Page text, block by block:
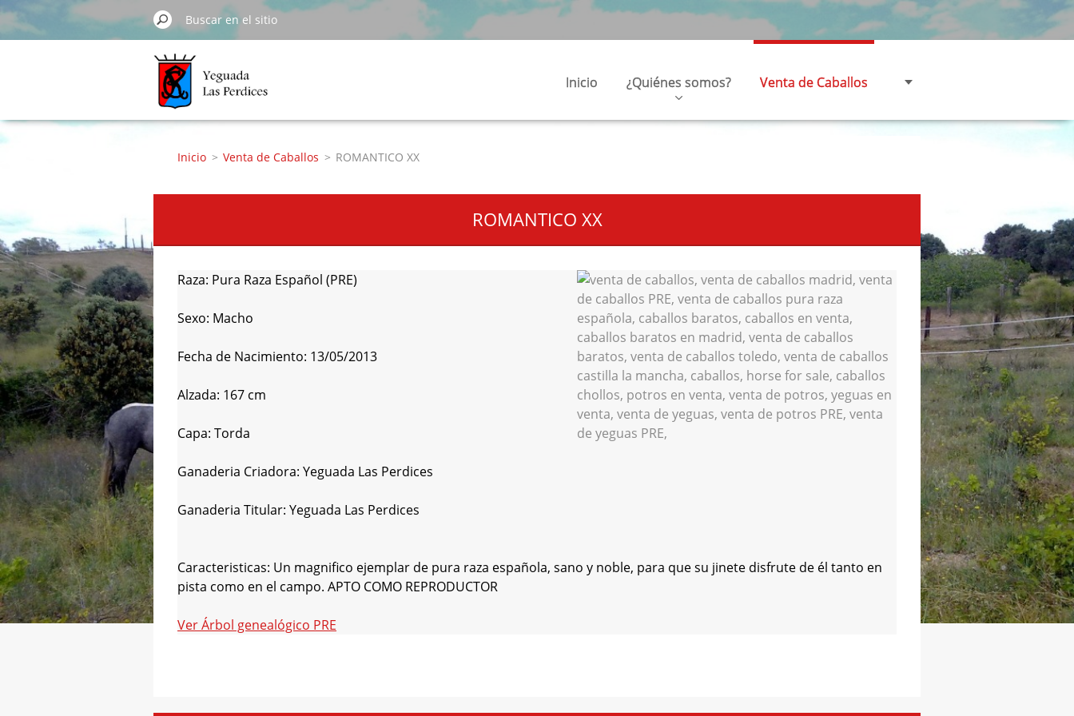
Inicio ¿Quiénes somos? Venta de Caballos
Inicio > Venta de Caballos > ROMANTICO XX
ROMANTICO XX
Raza: Pura Raza Español (PRE)
Sexo: Macho
Fecha de Nacimiento: 13/05/2013
Alzada: 167 cm
Capa: Torda
Ganaderia Criadora: Yeguada Las Perdices
Ganaderia Titular: Yeguada Las Perdices
Caracteristicas: Un magnifico ejemplar de pura raza española, sano y noble, para que su jinete disfrute de él tanto en
pista como en el campo. APTO COMO REPRODUCTOR
VerÁrbol genealógico PRE